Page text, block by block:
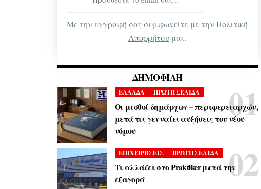
Με την εγγραφή σας συμφωνείτε με τηνΠολιτική
Απορρήτουμας.
ΔΗΜΟΦΙΛΉ
ΕΛΛΑΔΑ ΠΡΩΤΗ ΣΕΛΙΔΑ
Οι μισθοί δημάρχων – περιφερειαρχών,
μετά τις γενναίες αυξήσεις του νέου
νόμου
ΕΠΙΧΕΙΡΗΣΕΙΣ ΠΡΩΤΗ ΣΕΛΙΔΑ
Τι αλλάζει στο Praktiker μετά την
εξαγορά